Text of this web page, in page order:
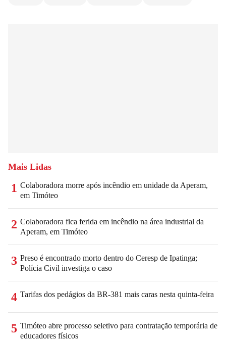
Mais Lidas
1 Colaboradora morre após incêndio em unidade da Aperam,
em Timóteo
2 Colaboradora fica ferida em incêndio na área industrial da
Aperam, em Timóteo
3 Preso é encontrado morto dentro do Ceresp de Ipatinga;
Polícia Civil investiga o caso
4 Tarifas dos pedágios da BR-381 mais caras nesta quinta-feira
5 Timóteo abre processo seletivo para contratação temporária de
educadores físicos